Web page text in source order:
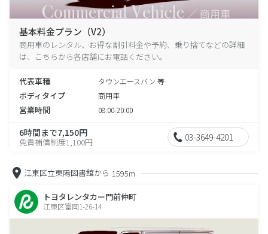
基本料金プラン（V2）
商用車のレンタル、お得な割引料金や予約、乗り捨てなどの詳細
は、こちらから各店舗にお電話ください。
代表車種 タウンエースバン 等
ボディタイプ 商用車
営業時間 08:00-20:00
6時間まで7,150円
免責補償制度1,100円 03-3649-4201
江東区立東陽図書館から 1595m
トヨタレンタカー門前仲町
江東区富岡1-26-14